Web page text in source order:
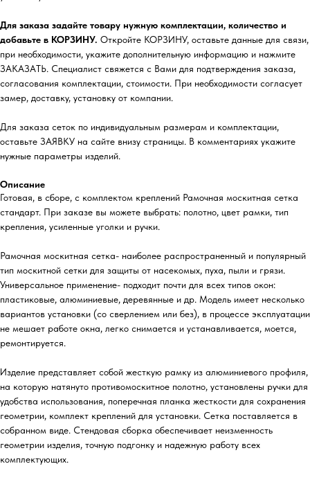
Для заказа задайте товару нужную комплектации, количество и
добавьте в КОРЗИНУ. Откройте КОРЗИНУ, оставьте данные для связи,
при необходимости, укажите дополнительную информацию и нажмите
ЗАКАЗАТЬ. Специалист свяжется с Вами для подтверждения заказа,
согласования комплектации, стоимости. При необходимости согласует
замер, доставку, установку от компании.
Для заказа сеток по индивидуальным размерам и комплектации,
оставьте ЗАЯВКУ на сайте внизу страницы. В комментариях укажите
нужные параметры изделий.
Описание
Готовая, в сборе, с комплектом креплений Рамочная москитная сетка
стандарт. При заказе вы можете выбрать: полотно, цвет рамки, тип
крепления, усиленные уголки и ручки.
Рамочная москитная сетка- наиболее распространенный и популярный
тип москитной сетки для защиты от насекомых, пуха, пыли и грязи.
Универсальное применение- подходит почти для всех типов окон:
пластиковые, алюминиевые, деревянные и др. Модель имеет несколько
вариантов установки (со сверлением или без), в процессе эксплуатации
не мешает работе окна, легко снимается и устанавливается, моется,
ремонтируется.
Изделие представляет собой жесткую рамку из алюминиевого профиля,
на которую натянуто противомоскитное полотно, установлены ручки для
удобства использования, поперечная планка жесткости для сохранения
геометрии, комплект креплений для установки. Сетка поставляется в
собранном виде. Стендовая сборка обеспечивает неизменность
геометрии изделия, точную подгонку и надежную работу всех
комплектующих.